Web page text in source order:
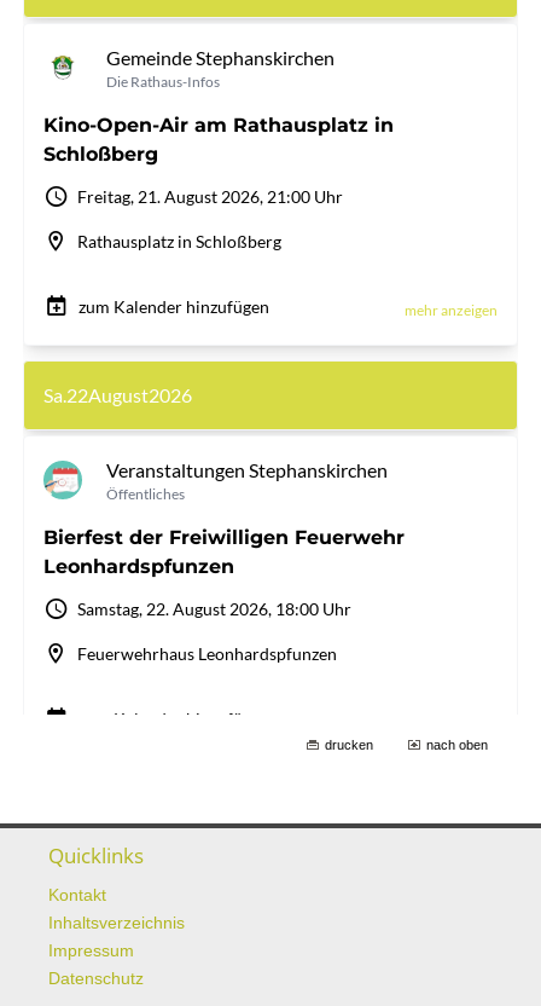
drucken nach oben
Quicklinks
Kontakt
Inhaltsverzeichnis
Impressum
Datenschutz